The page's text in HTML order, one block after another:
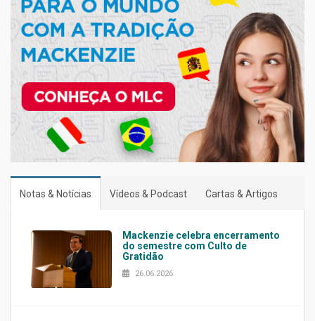
Notas & Notícias Vídeos & Podcast Cartas & Artigos
Mackenzie celebra encerramento
do semestre com Culto de
Gratidão
26.06.2026